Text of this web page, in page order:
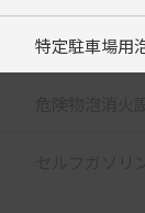
特定駐車場用